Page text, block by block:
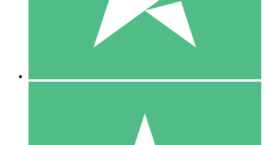
10 00
10 Downloads
20 00